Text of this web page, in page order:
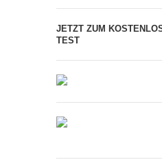
JETZT ZUM
TEST